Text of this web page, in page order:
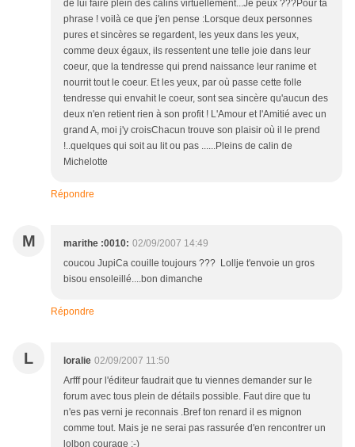
de lui faire plein des calins virtuellement...Je peux ???Pour ta
phrase ! voilà ce que j'en pense :Lorsque deux personnes
pures et sincères se regardent, les yeux dans les yeux,
comme deux égaux, ils ressentent une telle joie dans leur
coeur, que la tendresse qui prend naissance leur ranime et
nourrit tout le coeur. Et les yeux, par où passe cette folle
tendresse qui envahit le coeur, sont sea sincère qu'aucun des
deux n'en retient rien à son profit ! L'Amour et l'Amitié avec un
grand A, moi j'y croisChacun trouve son plaisir où il le prend
!..quelques qui soit au lit ou pas ......Pleins de calin de
Michelotte
Répondre
M marithe :0010: 02/09/2007 14:49
coucou JupiCa couille toujours ??? Lollje t'envoie un gros
bisou ensoleillé....bon dimanche
Répondre
L loralie 02/09/2007 11:50
Arfff pour l'éditeur faudrait que tu viennes demander sur le
forum avec tous plein de détails possible. Faut dire que tu
n'es pas verni je reconnais .Bref ton renard il es mignon
comme tout. Mais je ne serai pas rassurée d'en rencontrer un
lolbon courage ;-)